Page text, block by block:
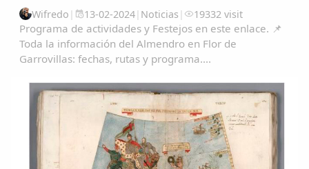
Wifredo | 13-02-2024| Noticias | 19332 visit
Programa de actividades y Festejos en este enlace. 📌
Toda la información del Almendro en Flor de
Garrovillas: fechas, rutas y programa....